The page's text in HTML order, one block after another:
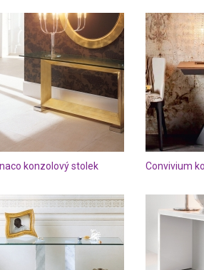
konzolový stolek Convivium